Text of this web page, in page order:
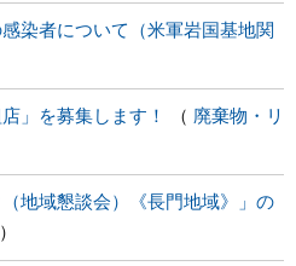
染者について（米軍岩国基地関
」を募集します！
廃棄物・リ
地域懇談会）《長門地域》」の